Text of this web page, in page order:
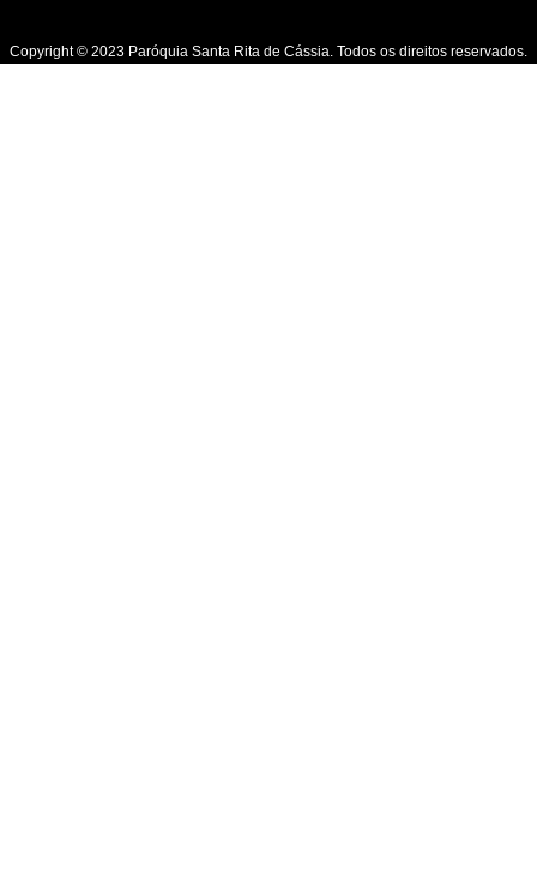
Copyright © 2023 Paróquia Santa Rita de Cássia. Todos os direitos reservados.